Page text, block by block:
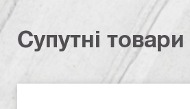
Супутні товари